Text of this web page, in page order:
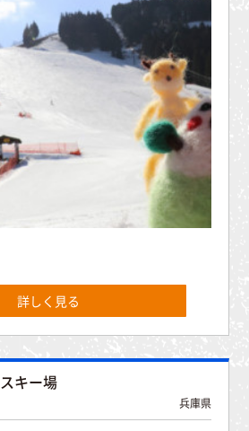
詳しく見る
キー場
兵庫県